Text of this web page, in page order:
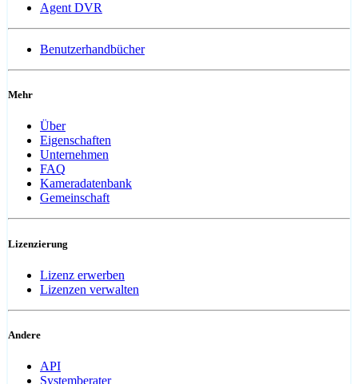
Agent DVR
Benutzerhandbücher
Mehr
Über
Eigenschaften
Unternehmen
FAQ
Kameradatenbank
Gemeinschaft
Lizenzierung
Lizenz erwerben
Lizenzen verwalten
Andere
API
Systemberater